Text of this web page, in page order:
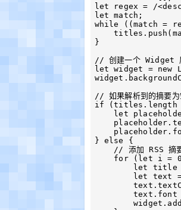
let regex = /
let match;
while ((match =
    titles.push(match[1]);
}
// 创建一个 Widget
let widget = new
// 如果解析到的摘要为
if (titles.length
} else {
        text.textColor = Color.white();
        text.font = Font.systemFont(12);
        widget.addSpacer(4);